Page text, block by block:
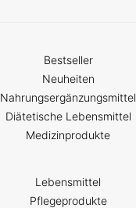
Bestseller
Neuheiten
Nahrungsergänzungsmittel
Diätetische Lebensmittel
Medizinprodukte
Lebensmittel
Pflegeprodukte